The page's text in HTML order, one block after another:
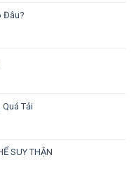
Đâu?
Tải
SUY THẬN